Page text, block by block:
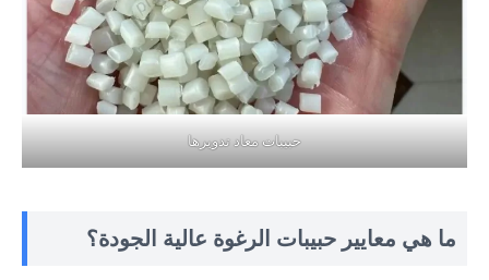
حبيبات معاد تدويرها
ما هي معايير حبيبات الرغوة عالية الجودة؟